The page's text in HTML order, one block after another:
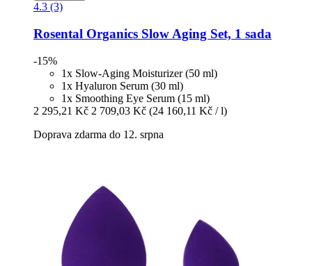
4.3 (3)
Rosental Organics Slow Aging Set, 1 sada
-15%
1x Slow-Aging Moisturizer (50 ml)
1x Hyaluron Serum (30 ml)
1x Smoothing Eye Serum (15 ml)
2 295,21 Kč 2 709,03 Kč (24 160,11 Kč / l)
Doprava zdarma do 12. srpna